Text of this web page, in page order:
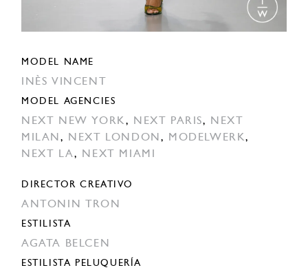
MODEL NAME
INÈS VINCENT
MODEL AGENCIES
NEXT NEW YORK, NEXT PARIS,
NEXT
MILAN , NEXT LONDON , MODELWERK,
NEXT LA, NEXT MIAMI
DIRECTOR CREATIVO
ANTONIN TRON
ESTILISTA
AGATA BELCEN
ESTILISTA PELUQUERÍA